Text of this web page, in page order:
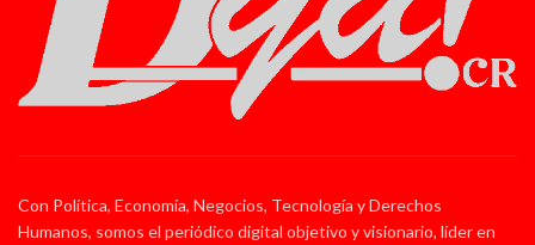
Con Política, Economía, Negocios, Tecnología y Derechos
Humanos, somos el periódico digital objetivo y visionario, líder en